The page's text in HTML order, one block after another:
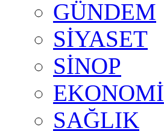
GÜNDEM
SİYASET
SİNOP
EKONOMİ
SAĞLIK